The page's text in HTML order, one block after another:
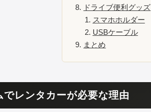
ドライブ便利グッズ
スマホホルダー
USBケーブル
まとめ
でレンタカーが必要な理由